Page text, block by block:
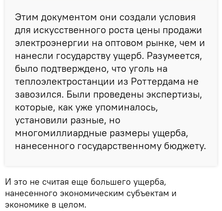
Этим документом они создали условия
для искусственного роста цены продажи
электроэнергии на оптовом рынке, чем и
нанесли государству ущерб. Разумеется,
было подтверждено, что уголь на
теплоэлектростанции из Роттердама не
завозился. Были проведены экспертизы,
которые, как уже упоминалось,
установили разные, но
многомиллиардные размеры ущерба,
нанесенного государственному бюджету.
И это не считая еще большего ущерба,
нанесенного экономическим субъектам и
экономике в целом.